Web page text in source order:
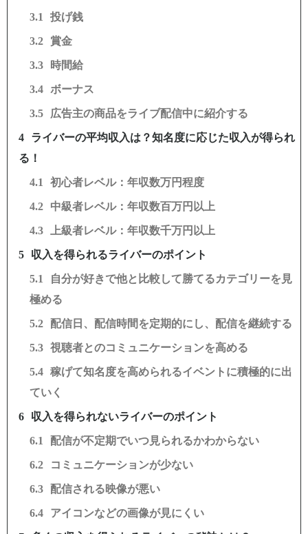
投げ銭
賞金
時間給
ボーナス
広告主の商品をライブ配信中に紹介する
ライバーの平均収入は？知名度に応じた収入が得られ
る！
初心者レベル：年収数万円程度
中級者レベル：年収数百万円以上
上級者レベル：年収数千万円以上
収入を得られるライバーのポイント
自分が好きで他と比較して勝てるカテゴリーを見
極める
配信日、配信時間を定期的にし、配信を継続する
視聴者とのコミュニケーションを高める
稼げて知名度を高められるイベントに積極的に出
ていく
収入を得られないライバーのポイント
配信が不定期でいつ見られるかわからない
コミュニケーションが少ない
配信される映像が悪い
アイコンなどの画像が見にくい